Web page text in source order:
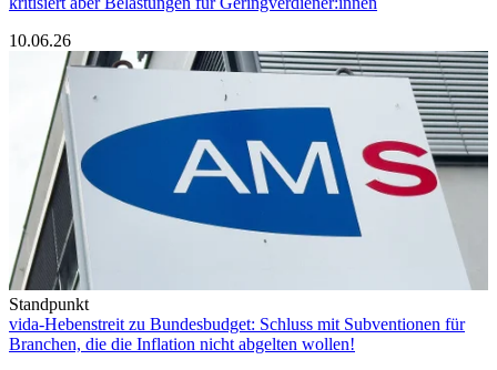
10.06.26
Standpunkt
vida-Hebenstreit zu Bundesbudget: Schluss mit Subventionen für
Branchen, die die Inflation nicht abgelten wollen!